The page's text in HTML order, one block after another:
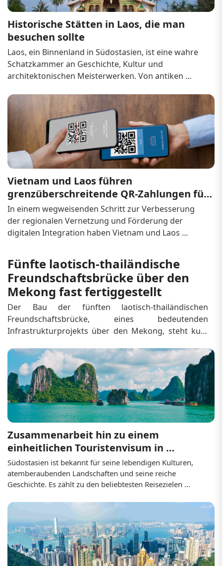
Historische Stätten in Laos, die man
besuchen sollte
Laos, ein Binnenland in Südostasien, ist eine wahre
Schatzkammer an Geschichte, Kultur und
architektonischen Meisterwerken. Von antiken
der Kolonialzeit bieten die historischen Stätten des
Landes einen Einblick in seine reiche und vielfältige
Vietnam und Laos führen
grenzüberschreitende QR-Zahlungen für
reibungsloseres Reisen ein.
In einem wegweisenden Schritt zur Verbesserung
der regionalen Vernetzung und Förderung der
digitalen Integration haben Vietnam und Laos
Finanztransaktionen für Reisende, Unternehmen und
die lokale Bev&ou...
Fünfte laotisch-thailändische
Freundschaftsbrücke über den
Mekong fast fertiggestellt
Der Bau der fünften laotisch-thailändischen
Freundschaftsbrücke, eines bedeutenden
Infrastrukturprojekts über den Mekong, steht kurz
verbindet die laotische Provinz Bolikhamxay mit der
thailändischen Provinz Bueng Kan . Mit einem
Fertigstellu...
Zusammenarbeit hin zu einem
einheitlichen Touristenvisum in
Südostasien
Südostasien ist bekannt für seine lebendigen Kulturen,
atemberaubenden Landschaften und seine reiche
Geschichte. Es zählt zu den beliebtesten Reisezielen
ist seit Jahrzehnten führend in der regionalen
Zusammenarbeit, und eine neue Initiative könnte diese
Kooperation auf ein neues Niveau heben: ein einheitliches
Touristenvisum. Dieser von Thailand initiierte Vorschlag
nach dem Vorbild des Schengen-Raums sieht nahtloses
Reisen...